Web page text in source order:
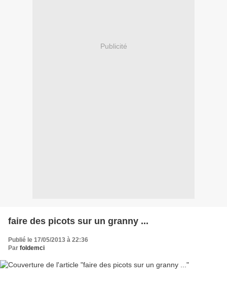
Publicité
faire des picots sur un granny ...
Publié le 17/05/2013 à 22:36
Par foldemci